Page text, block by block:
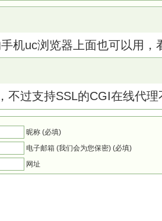
机uc浏览器上面也可以用，
不过支持SSL的CGI在线代理
昵称 (必填)
电子邮箱 (我们会为您保密) (必填)
网址